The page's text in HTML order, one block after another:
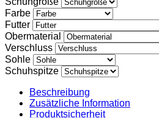
Farbe
Futter
Obermaterial
Verschluss
Sohle
Schuhspitze
Beschreibung
Zusätzliche Information
Produktsicherheit